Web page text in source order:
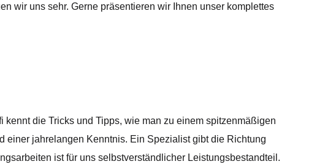
wir uns sehr. Gerne präsentieren wir Ihnen unser komplettes
die Tricks und Tipps, wie man zu einem spitzenmäßigen
einer jahrelangen Kenntnis. Ein Spezialist gibt die Richtung
ist für uns selbstverständlicher Leistungsbestandteil.